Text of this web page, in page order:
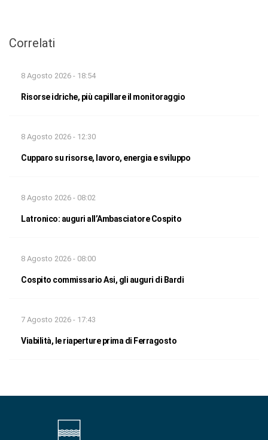
Correlati
8 Agosto 2026 - 18:54
Risorse idriche, più capillare il monitoraggio
8 Agosto 2026 - 12:30
Cupparo su risorse, lavoro, energia e sviluppo
8 Agosto 2026 - 08:02
Latronico: auguri all’Ambasciatore Cospito
8 Agosto 2026 - 08:00
Cospito commissario Asi, gli auguri di Bardi
7 Agosto 2026 - 17:43
Viabilità, le riaperture prima di Ferragosto